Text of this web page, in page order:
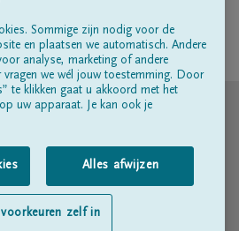
© DELA
Sommige zijn nodig voor de
en plaatsen we automatisch. Andere
analyse, marketing of andere
we wél jouw toestemming. Door
te klikken gaat u akkoord met het
uw apparaat. Je kan ook je
Alles afwijzen
zelf in